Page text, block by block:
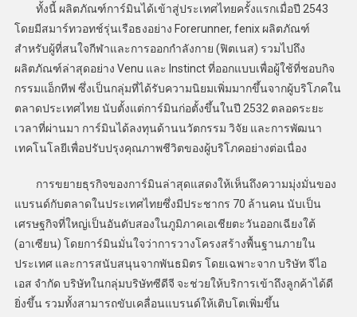
ทั้งนี้ ผลิตภัณฑ์การ์มินได้เข้าสู่ประเทศไทยครั้งแรกเมื่อปี 2543
โดยมีสมาร์ทวอทช์รุ่นเรือธงอย่าง Forerunner, fenix ผลิตภัณฑ์
สำหรับผู้ที่สนใจกีฬาและการออกกำลังกาย (ฟิตเนส) รวมไปถึง
ผลิตภัณฑ์ล่าสุดอย่าง Venu และ Instinct ที่ออกแบบเพื่อผู้ใช้ที่ชอบกิจ
กรรมแอ็กทีฟ ซึ่งเป็นกลุ่มที่ได้รับความนิยมเพิ่มมากขึ้นจากผู้บริโภคใน
ตลาดประเทศไทย นับตั้งแต่การ์มินก่อตั้งขึ้นในปี 2532 ตลอดระยะ
เวลาที่ผ่านมา การ์มินได้ลงทุนด้านนวัตกรรม วิจัย และการพัฒนา
เทคโนโลยีเพื่อปรับปรุงคุณภาพชีวิตของผู้บริโภคอย่างต่อเนื่อง
การขยายธุรกิจของการ์มินล่าสุดแสดงให้เห็นถึงความมุ่งมั่นของ
แบรนด์กับตลาดในประเทศไทยซึ่งมีประชากร 70 ล้านคน นับเป็น
เศรษฐกิจที่ใหญ่เป็นอันดับสองในภูมิภาคเอเชียตะวันออกเฉียงใต้
(อาเซียน) โดยการ์มินมั่นใจว่าการวางโครงสร้างพื้นฐานภายใน
ประเทศ และการสนับสนุนจากพันธมิตร โดยเฉพาะจาก บริษัท จีไอ
เอส จำกัด บริษัทในกลุ่มบริษัทซีดีจี จะช่วยให้บริการเข้าถึงลูกค้าได้ดี
ยิ่งขึ้น รวมทั้งสามารถขับเคลื่อนแบรนด์ให้เติบโตเพิ่มขึ้น